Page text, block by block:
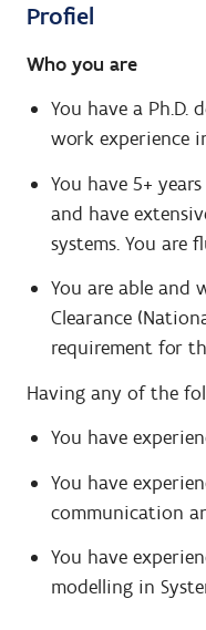
Profiel
Who you are
You have a Ph.D.
work experience
You have 5+
and have
systems. You are
You are able
Clearance
requirement for
Having any of the
You have
You have
communication
You have
modelling in